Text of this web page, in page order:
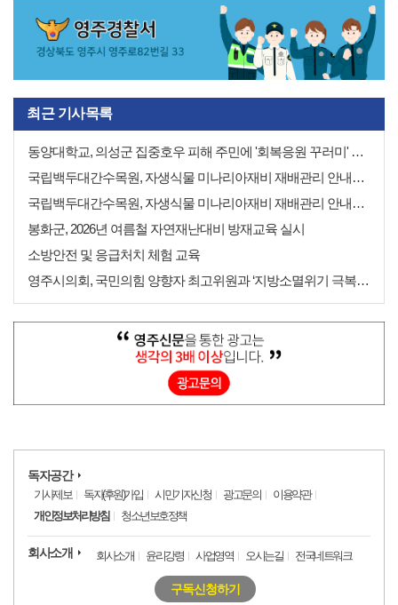
5
최근 기사목록
동양대학교, 의성군 집중호우 피해 주민에 '회복응원 꾸러미' 지원
국립백두대간수목원, 자생식물 미나리아재비 재배관리 안내서 발간
국립백두대간수목원, 자생식물 미나리아재비 재배관리 안내서 발간
봉화군, 2026년 여름철 자연재난대비 방재교육 실시
소방안전 및 응급처치 체험 교육
영주시의회, 국민의힘 양향자 최고위원과 ‘지방소멸위기 극복을 위한 AI·첨단산업 육성방안 논의’
독자공간
기사제보 독자(후원)가입 시민기자신청 광고문의
이용약관
개인정보처리방침
청소년보호정책
회사소개 회사소개 윤리강령 사업영역 오시는길 전국네트워크
구독신청하기